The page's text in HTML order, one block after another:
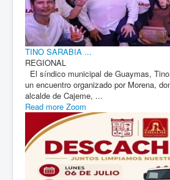
TINO SARABIA ...
REGIONAL
El síndico municipal de Guaymas,
un encuentro organizado por Morena,
alcalde de Cajeme, ...
Read more Zoom